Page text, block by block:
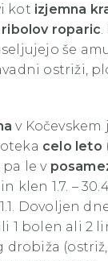
kot izjemna
ribolov roparic
še
ostriži,
v Kočevskem
celo leto
pa le v
klen 1.7. –
31.1. Dovoljen
1 bolen ali 2
drobiža